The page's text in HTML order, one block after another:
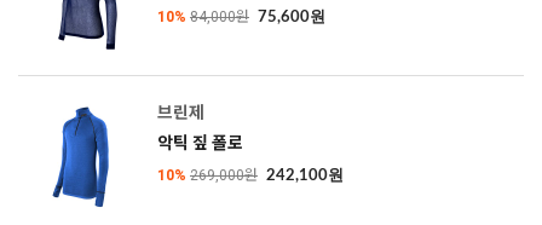
10% 84,000원 75,600원
브린제
악틱 짚 폴로
10% 269,000원 242,100원